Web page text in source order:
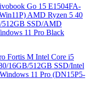
Go 15 E1504FA-
AMD Ryzen 5 40
512GB SSD/AMD
11 Pro Black
Fortis M Intel Core i5
16GB/512GB SSD/Intel
11 Pro (DN15P5-